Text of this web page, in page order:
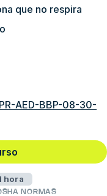
que no respira
AED-BBP-08-30-
hora
NORMAS